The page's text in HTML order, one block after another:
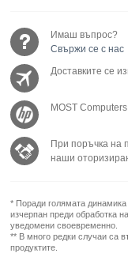
Имаш въпрос?
Свържи се с нас
Доставките се
MOST
При поръчка на
наши
* Поради голямата
изчерпан преди обработка
уведомени своевременно.
** В много редки случаи са
продуктите.